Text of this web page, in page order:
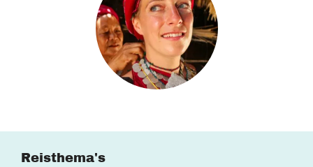
Reisthema's